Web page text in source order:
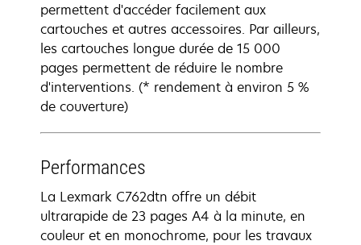
permettent d'accéder facilement aux
cartouches et autres accessoires. Par ailleurs,
les cartouches longue durée de 15 000
pages permettent de réduire le nombre
d'interventions. (* rendement à environ 5 %
de couverture)
Performances
La Lexmark C762dtn offre un débit
ultrarapide de 23 pages A4 à la minute, en
couleur et en monochrome, pour les travaux